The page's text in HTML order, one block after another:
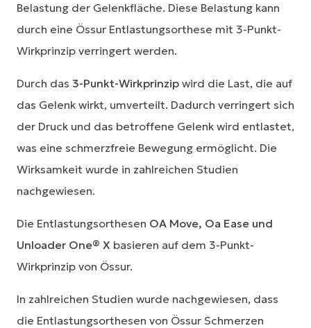
Belastung der Gelenkfläche. Diese Belastung kann
durch eine Össur Entlastungsorthese mit 3-Punkt-
Wirkprinzip verringert werden.
Durch das 3-Punkt-Wirkprinzip wird die Last, die auf
das Gelenk wirkt, umverteilt. Dadurch verringert sich
der Druck und das betroffene Gelenk wird entlastet,
was eine schmerzfreie Bewegung ermöglicht. Die
Wirksamkeit wurde in zahlreichen Studien
nachgewiesen.
Die Entlastungsorthesen OA Move, Oa Ease und
Unloader One® X basieren auf dem 3-Punkt-
Wirkprinzip von Össur.
In zahlreichen Studien wurde nachgewiesen, dass
die Entlastungsorthesen von Össur Schmerzen